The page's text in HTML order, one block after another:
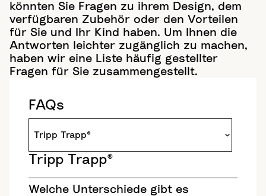
könnten Sie Fragen zu ihrem Design, dem
verfügbaren Zubehör oder den Vorteilen
für Sie und Ihr Kind haben. Um Ihnen die
Antworten leichter zugänglich zu machen,
haben wir eine Liste häufig gestellter
Fragen für Sie zusammengestellt.
FAQs
Tripp Trapp®
Welche Unterschiede gibt es